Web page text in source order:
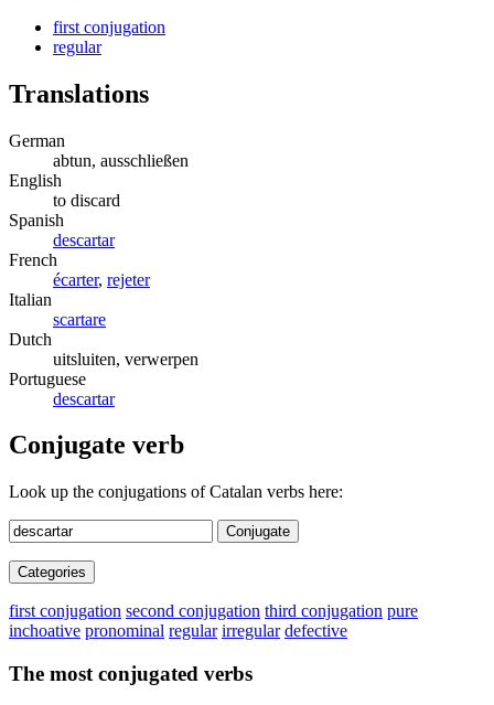
first conjugation
regular
Translations
German
abtun, ausschließen
English
to discard
Spanish
descartar
French
écarter, rejeter
Italian
scartare
Dutch
uitsluiten, verwerpen
Portuguese
descartar
Conjugate verb
Look up the conjugations of Catalan verbs here:
Conjugate
Categories
first conjugation second conjugation third conjugation pure
inchoative pronominal regular irregular defective
The most conjugated verbs